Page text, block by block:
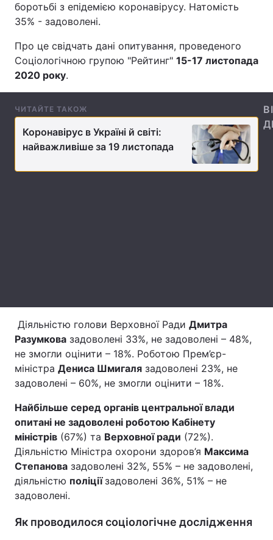
Економіка
Спорт Наука
Техно і зв'язок
Цікавинки Погода
Контакти
Тема оформлення
боротьбі з епідемією коронавірусу. Натомість
35% - задоволені.
Про це свідчать дані опитування, проведеного
Соціологічною групою "Рейтинг" 15-17 листопада
2020 року.
ЧИТАЙТЕ ТАКОЖ
Коронавірус в Україні й світі:
найважливіше за 19 листопада
Діяльністю голови Верховної Ради Дмитра
Разумкова задоволені 33%, не задоволені – 48%,
не змогли оцінити – 18%. Роботою Прем’єр-
міністра Дениса Шмигаля задоволені 23%, не
задоволені – 60%, не змогли оцінити – 18%.
Найбільше серед органів центральної влади
опитані не задоволені роботою Кабінету
міністрів (67%) та Верховної ради (72%).
Діяльністю Міністра охорони здоров’я Максима
Степанова задоволені 32%, 55% – не задоволені,
діяльністю поліціїзадоволені 36%, 51% – не
задоволені.
Як проводилося соціологічне дослідження